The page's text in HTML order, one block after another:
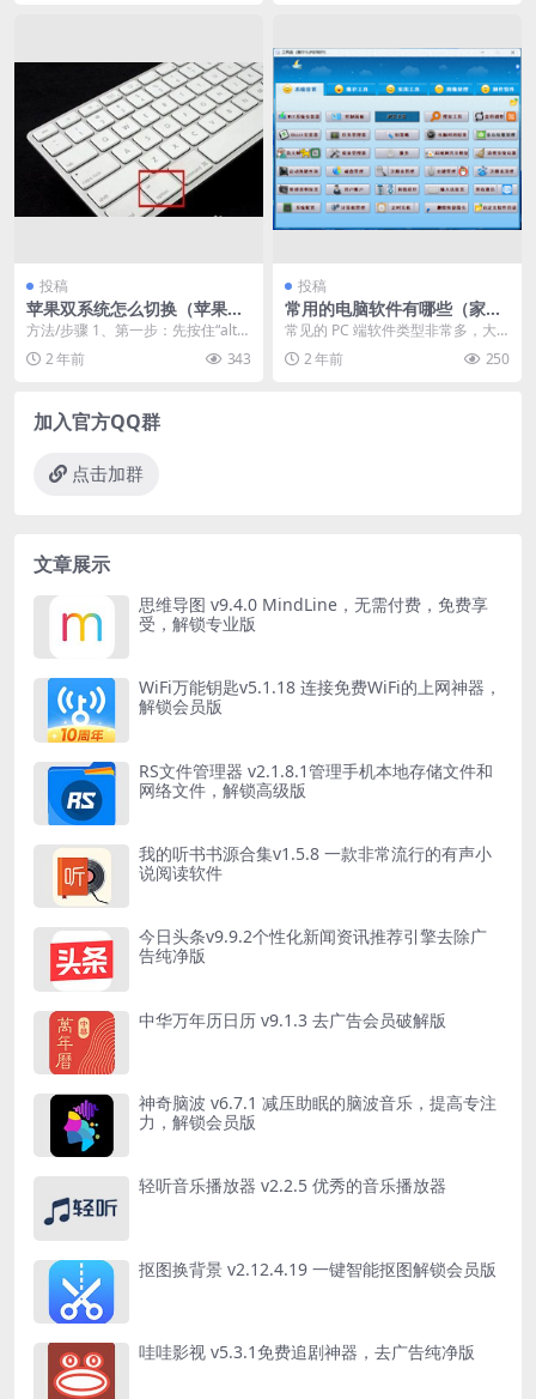
投稿
苹果双系统怎么切换（苹果M
AC双系统切换方法）
方法/步骤 1、第一步：先按住“alt(o
pfion)”不放手，然后再按开机
键，...2 年前 343
投稿
常用的电脑软件有哪些（家用
电脑必装的个软件推荐）
常见的 PC 端软件类型非常多，大
部分可能并不常用，仅仅偶尔会使
用一下，针对这种...
2 年前 250
加入官方QQ群
点击加群
文章展示
思维导图 v9.4.0 MindLine，无需付费，免费享
受，解锁专业版
WiFi万能钥匙v5.1.18 连接免费WiFi的上网神器，
解锁会员版
RS文件管理器 v2.1.8.1管理手机本地存储文件和
网络文件，解锁高级版
我的听书书源合集v1.5.8 一款非常流行的有声小
说阅读软件
今日头条v9.9.2个性化新闻资讯推荐引擎去除广
告纯净版
中华万年历日历 v9.1.3 去广告会员破解版
神奇脑波 v6.7.1 减压助眠的脑波音乐，提高专注
力，解锁会员版
轻听音乐播放器 v2.2.5 优秀的音乐播放器
抠图换背景 v2.12.4.19 一键智能抠图解锁会员版
哇哇影视 v5.3.1免费追剧神器，去广告纯净版